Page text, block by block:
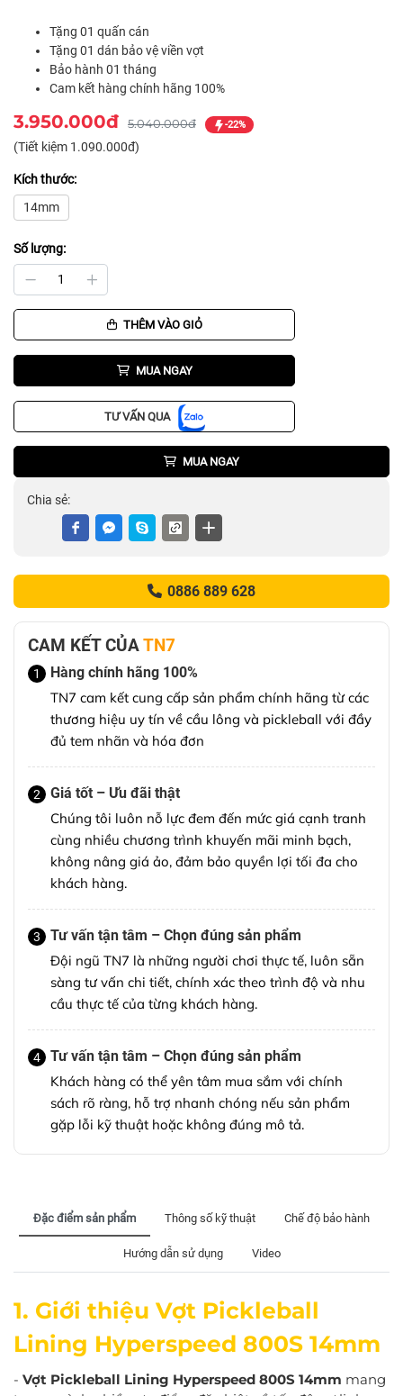
Tặng 01 quấn cán
Tặng 01 dán bảo vệ viền vợt
Bảo hành 01 tháng
Cam kết hàng chính hãng 100%
3.950.000đ 5.040.000đ -22%
(Tiết kiệm 1.090.000đ)
Kích thước:
14mm
Số lượng:
THÊM VÀO GIỎ
MUA NGAY
TƯ VẤN QUA
MUA NGAY
Chia sẻ:
0886 889 628
CAM KẾT CỦATN7
1
Hàng chính hãng 100%
TN7 cam kết cung cấp sản phẩm chính hãng từ các
thương hiệu uy tín về cầu lông và pickleball với đầy
đủ tem nhãn và hóa đơn
2
Giá tốt – Ưu đãi thật
Chúng tôi luôn nỗ lực đem đến mức giá cạnh tranh
cùng nhiều chương trình khuyến mãi minh bạch,
không nâng giá ảo, đảm bảo quyền lợi tối đa cho
khách hàng.
3
Tư vấn tận tâm – Chọn đúng sản phẩm
Đội ngũ TN7 là những người chơi thực tế, luôn sẵn
sàng tư vấn chi tiết, chính xác theo trình độ và nhu
cầu thực tế của từng khách hàng.
4
Tư vấn tận tâm – Chọn đúng sản phẩm
Khách hàng có thể yên tâm mua sắm với chính
sách rõ ràng, hỗ trợ nhanh chóng nếu sản phẩm
gặp lỗi kỹ thuật hoặc không đúng mô tả.
Đặc điểm sản phẩm Thông số kỹ thuật Chế độ bảo hành
Hướng dẫn sử dụng Video
1. Giới thiệu Vợt Pickleball
Lining Hyperspeed 800S 14mm
- Vợt Pickleball Lining Hyperspeed 800S 14mm mang